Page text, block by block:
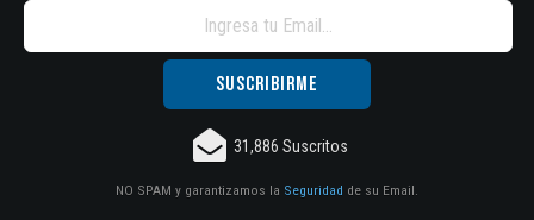
31,886 Suscritos
NO SPAM y garantizamos la Seguridad de su Email.